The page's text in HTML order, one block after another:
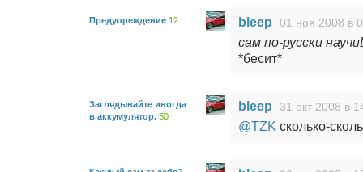
Предупреждение 12 bleep 01 ноя 2008 в
сам по-русски
*бесит*
Заглядывайте иногда
в аккумулятор. 50
bleep 31 окт 2008 в
@TZK сколько-